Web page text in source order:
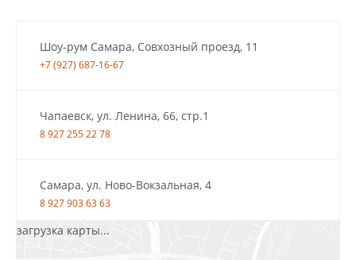
Шоу-рум Самара, Совхозный проезд, 11
+7 (927) 687-16-67
Чапаевск, ул. Ленина, 66, стр.1
8 927 255 22 78
Самара, ул. Ново-Вокзальная, 4
8 927 903 63 63
загрузка карты...